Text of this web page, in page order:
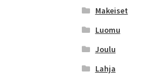
Makeiset
Luomu
Joulu
Lahja